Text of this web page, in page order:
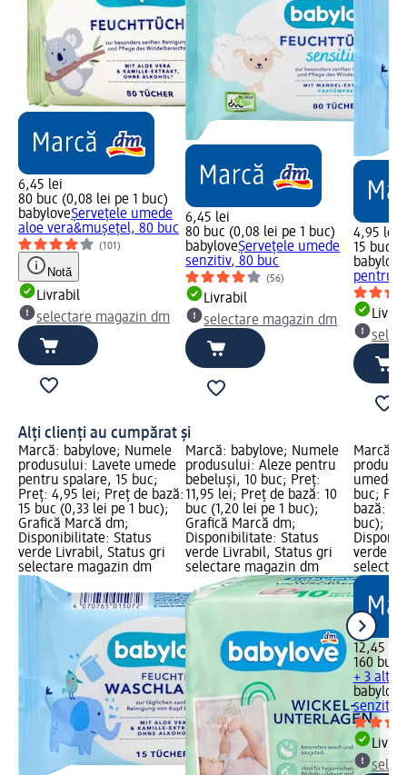
6,45 lei
80 buc (0,08 lei pe 1 buc)
babyloveȘervețele umede
aloe vera&mușețel, 80 buc
(101)
Notă
Livrabil
selectare magazin dm
6,45 lei
80 buc (0,08 lei pe 1 buc)
babyloveȘervețele umede
senzitiv, 80 buc
(56)
Livrabil
selectare magazin dm
4,95 lei
15 buc
babylove
pentru
Alți clienți au cumpărat și
Marcă: babylove; Numele
produsului: Lavete umede
pentru spalare, 15 buc;
Preț: 4,95 lei; Preț de bază:
15 buc (0,33 lei pe 1 buc);
Grafică Marcă dm;
Disponibilitate: Status
verde Livrabil, Status gri
selectare magazin dm
Marcă: babylove; Numele
produsului: Aleze pentru
bebeluşi, 10 buc; Preț:
11,95 lei; Preț de bază: 10
buc (1,20 lei pe 1 buc);
Grafică Marcă dm;
Disponibilitate: Status
verde Livrabil, Status gri
selectare magazin dm
Marcă:
umede
buc;
bază:
buc);
verde
12,45 lei
160 buc
+ 3 alte
babylove
senzitiv